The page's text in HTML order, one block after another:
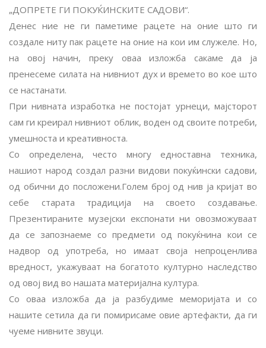
„ДОПРЕТЕ ГИ ПОКУЌИНСКИТЕ САДОВИ“.
Денес ние не ги паметиме рацете на оние што ги
создале ниту пак рацете на оние на кои им служеле. Но,
на овој начин, преку оваа изложба сакаме да ја
пренесеме силата на нивниот дух и времето во кое што
се настанати.
При нивната изработка не постојат урнеци, мајсторот
сам ги креирал нивниот облик, воден од своите потреби,
умешноста и креативноста.
Со определена, често многу едноставна техника,
нашиот народ создал разни видови покуќински садови,
од обични до посложени.Голем број од нив ја кријат во
себе старата традиција на своето создавање.
Презентираните музејски експонати ни овозможуваат
да се запознаеме со предмети од покуќнина кои се
надвор од употреба, но имаат своја непроценлива
вредност, укажуваат на богатото културно наследство
од овој вид во нашата материјална култура.
Со оваа изложба да ја разбудиме меморијата и со
нашите сетила да ги помирисаме овие артефакти, да ги
чуеме нивните звуци.